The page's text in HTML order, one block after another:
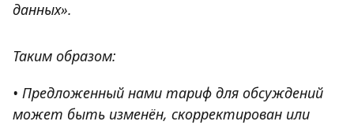
данных».
Таким образом:
• Предложенный нами тариф для обсуждений
может быть изменён, скорректирован или